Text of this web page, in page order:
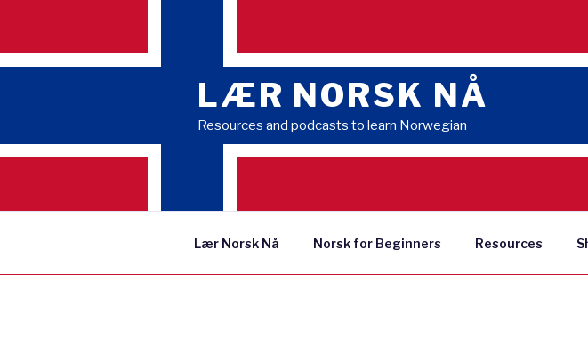
content
LÆR NORSK NÅ
Resources and podcasts to learn Norwegian
Lær Norsk Nå Norsk for Beginners Resources